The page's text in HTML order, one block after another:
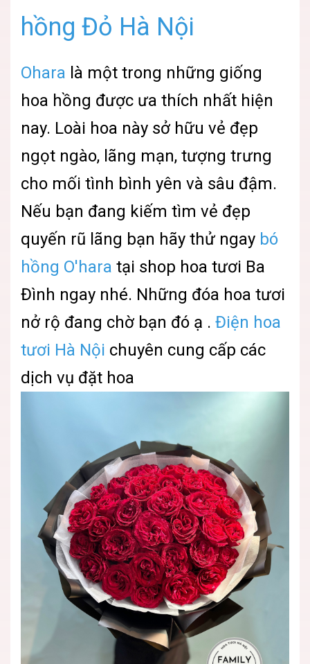
hồng Đỏ Hà Nội
Ohara là một trong những giống
hoa hồng được ưa thích nhất hiện
nay. Loài hoa này sở hữu vẻ đẹp
ngọt ngào, lãng mạn, tượng trưng
cho mối tình bình yên và sâu đậm.
Nếu bạn đang kiếm tìm vẻ đẹp
quyến rũ lãng bạn hãy thử ngay bó
hồng O'hara tại shop hoa tươi Ba
Đình ngay nhé. Những đóa hoa tươi
nở rộ đang chờ bạn đó ạ . Điện hoa
tươi Hà Nội chuyên cung cấp các
dịch vụ đặt hoa